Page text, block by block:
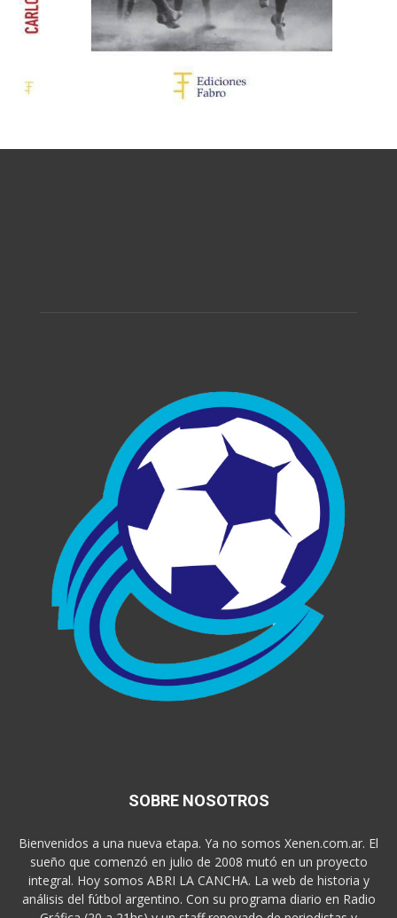
SOBRE NOSOTROS
Bienvenidos a una nueva etapa. Ya no somos Xenen.com.ar. El
sueño que comenzó en julio de 2008 mutó en un proyecto
integral. Hoy somos ABRI LA CANCHA. La web de historia y
análisis del fútbol argentino. Con su programa diario en Radio